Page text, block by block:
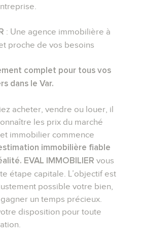
: Une agence immobilière à
proche de vos besoins
complet pour tous vos
dans le Var.
acheter, vendre ou louer, il
les prix du marché
immobilier commence
immobilière fiable
EVAL IMMOBILIER vous
étape capitale. L’objectif est
possible votre bien,
un temps précieux.
disposition pour toute